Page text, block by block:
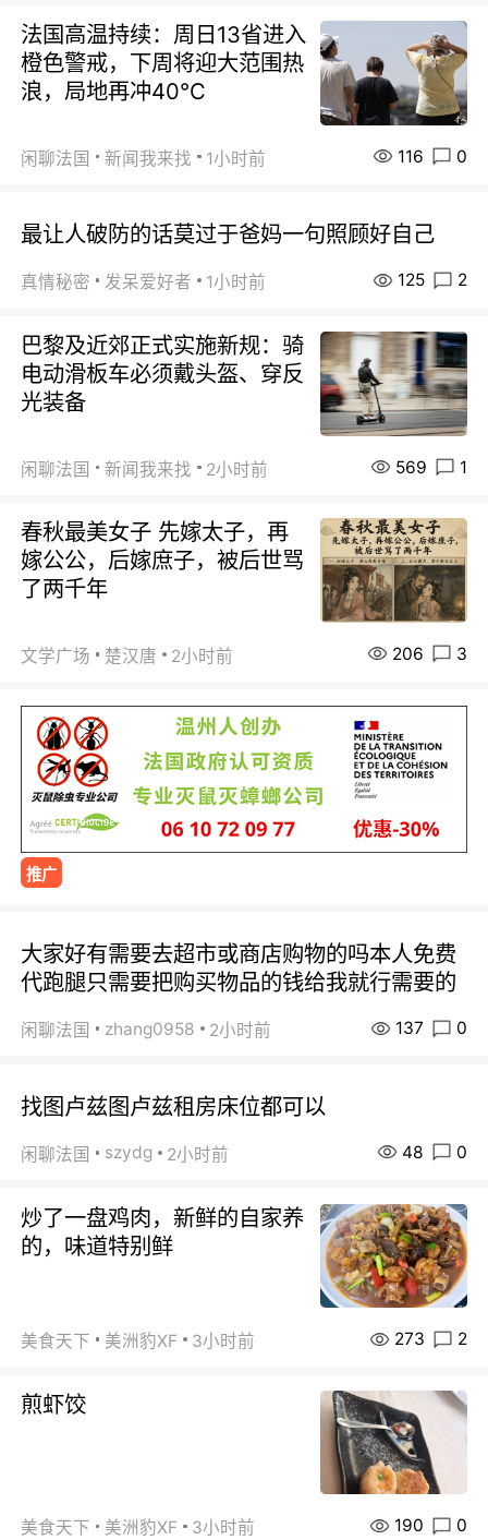
法国高温持续：周日13省进入
橙色警戒，下周将迎大范围热
浪，局地再冲40℃
闲聊法国 新闻我来找 1小时前 116 0
最让人破防的话莫过于爸妈一句照顾好自己
真情秘密 发呆爱好者 1小时前 125 2
巴黎及近郊正式实施新规：骑
电动滑板车必须戴头盔、穿反
光装备
闲聊法国 新闻我来找 2小时前 569 1
春秋最美女子 先嫁太子，再
嫁公公，后嫁庶子，被后世骂
了两千年
文学广场 楚汉唐 2小时前 206 3
推广
大家好有需要去超市或商店购物的吗本人免费
代跑腿只需要把购买物品的钱给我就行需要的
闲聊法国 zhang0958 2小时前 137 0
找图卢兹图卢兹租房床位都可以
闲聊法国 szydg 2小时前 48 0
炒了一盘鸡肉，新鲜的自家养
的，味道特别鲜
美食天下 美洲豹XF 3小时前 273 2
煎虾饺
美食天下 美洲豹XF 3小时前 190 0